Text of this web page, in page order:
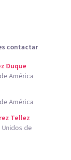
contactar
Duque
América
América
Tellez
de